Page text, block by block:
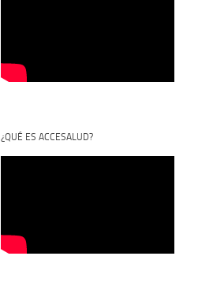
¿QUÉ ES ACCESALUD?